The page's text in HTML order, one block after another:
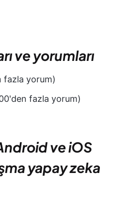
ve yorumları
fazla yorum)
fazla yorum)
ve iOS
yapay zeka